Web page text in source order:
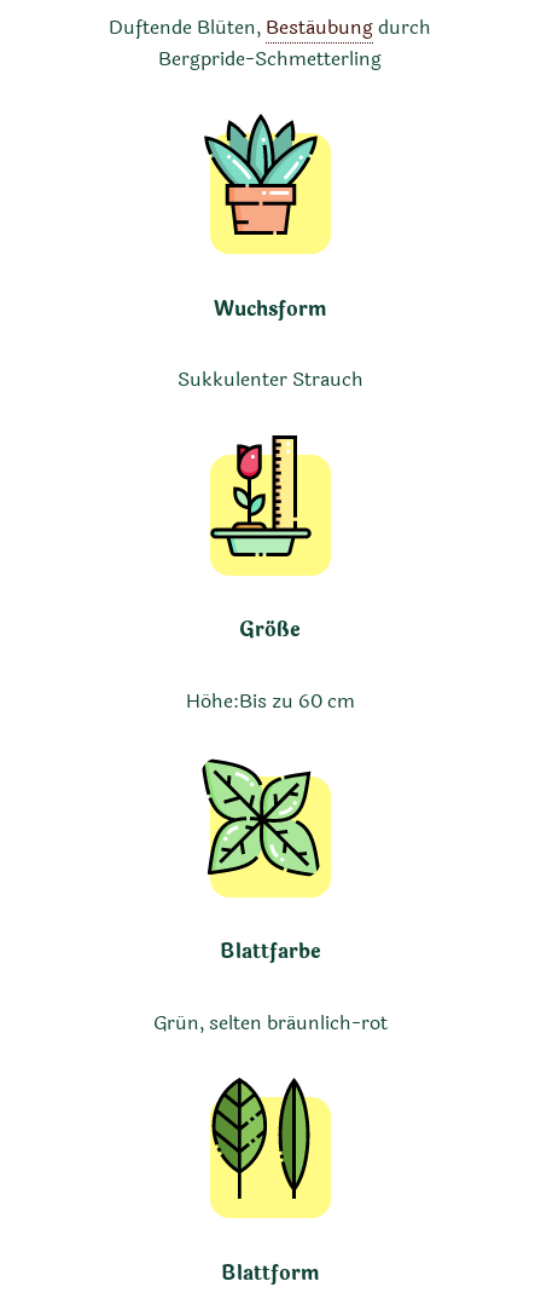
Duftende Blüten, Bestäubungdurch
Bergpride-Schmetterling
Wuchsform
Sukkulenter Strauch
Größe
Höhe:Bis zu 60 cm
Blattfarbe
Grün, selten bräunlich-rot
Blattform